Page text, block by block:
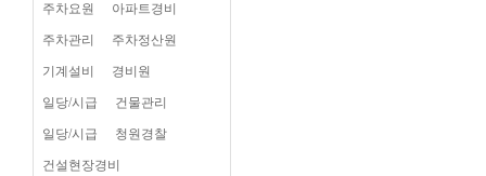
주차요원 아파트경비
주차관리 주차정산원
기계설비 경비원
일당/시급 건물관리
일당/시급 청원경찰
건설현장경비